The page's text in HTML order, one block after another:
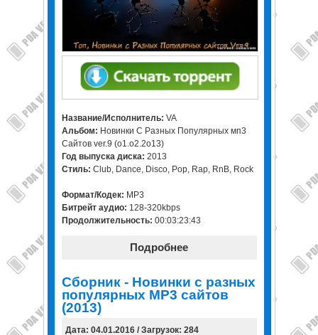
Название/Исполнитель: VA
Альбом: Новинки С Разных Популярных мп3
Сайтов ver.9 (o1.o2.2o13)
Год выпуска диска: 2013
Стиль: Club, Dance, Disco, Pop, Rap, RnB, Rock
Формат/Кодек: MP3
Битрейт аудио: 128-320kbps
Продолжительность: 00:03:23:43
Подробнее
Сборник - Новинки с разных
популярных MP3 сайтов
(2013)
Дата: 04.01.2016 / Загрузок: 284